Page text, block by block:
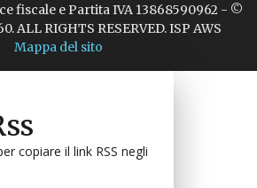
fiscale e Partita IVA 13868590962 - ©
ALL RIGHTS RESERVED. ISP AWS
Mappa del sito
copiare il link RSS negli